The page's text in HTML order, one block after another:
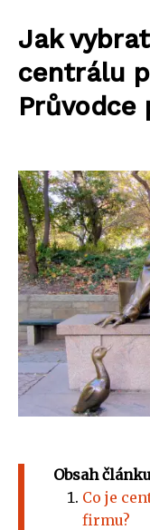
Jak
centrálu
Průvodce
Obsah
Co je
firmu?